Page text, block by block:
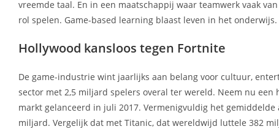
vreemde taal. En in een maatschappij waar teamwerk vaak
rol spelen. Game-based learning blaast leven in het onderwijs.
Hollywood kansloos tegen Fortnite
De game-industrie wint jaarlijks aan belang voor cultuur,
sector met 2,5 miljard spelers overal ter wereld. Neem nu
markt gelanceerd in juli 2017. Vermenigvuldig het
miljard. Vergelijk dat met Titanic, dat wereldwijd luttele 382